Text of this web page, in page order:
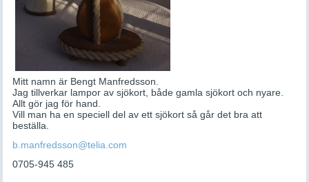
Mitt namn är Bengt Manfredsson.
Jag tillverkar lampor av sjökort, både gamla sjökort och nyare.
Allt gör jag för hand.
Vill man ha en speciell del av ett sjökort så går det bra att
beställa.
b.manfredsson@telia.com
0705-945 485